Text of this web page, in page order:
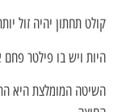
קולט תחתון יהיה זול
היות ויש בו פילטר
השיטה המומלצת היא